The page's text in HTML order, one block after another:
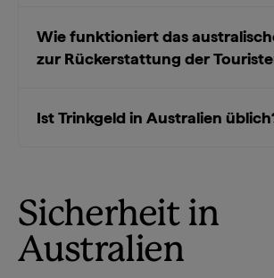
Wie funktioniert das
zur Rückerstattung der
Ist Trinkgeld in Australien
Sicherheit in
Australien